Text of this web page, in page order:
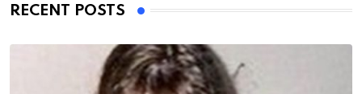
RECENT POSTS